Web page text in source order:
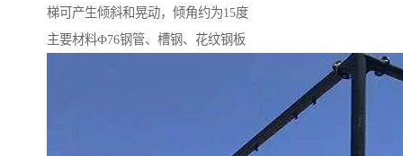
梯可产生倾斜和晃动，倾角约为15度
主要材料Ф76钢管、槽钢、花纹钢板